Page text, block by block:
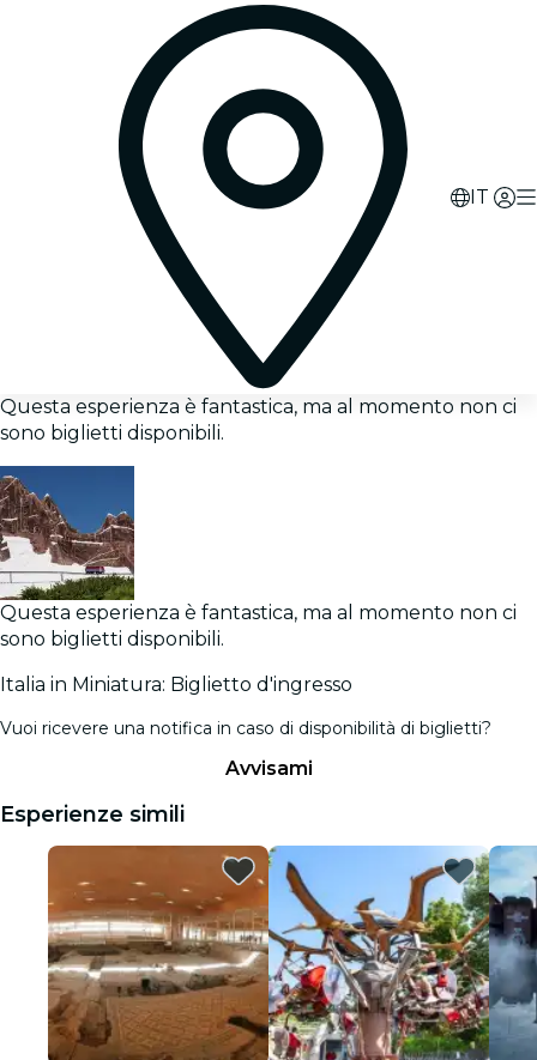
IT
Questa esperienza è fantastica, ma al momento non ci
sono biglietti disponibili.
Questa esperienza è fantastica, ma al momento non ci
sono biglietti disponibili.
Italia in Miniatura: Biglietto d'ingresso
Vuoi ricevere una notifica in caso di disponibilità di biglietti?
Avvisami
Esperienze simili